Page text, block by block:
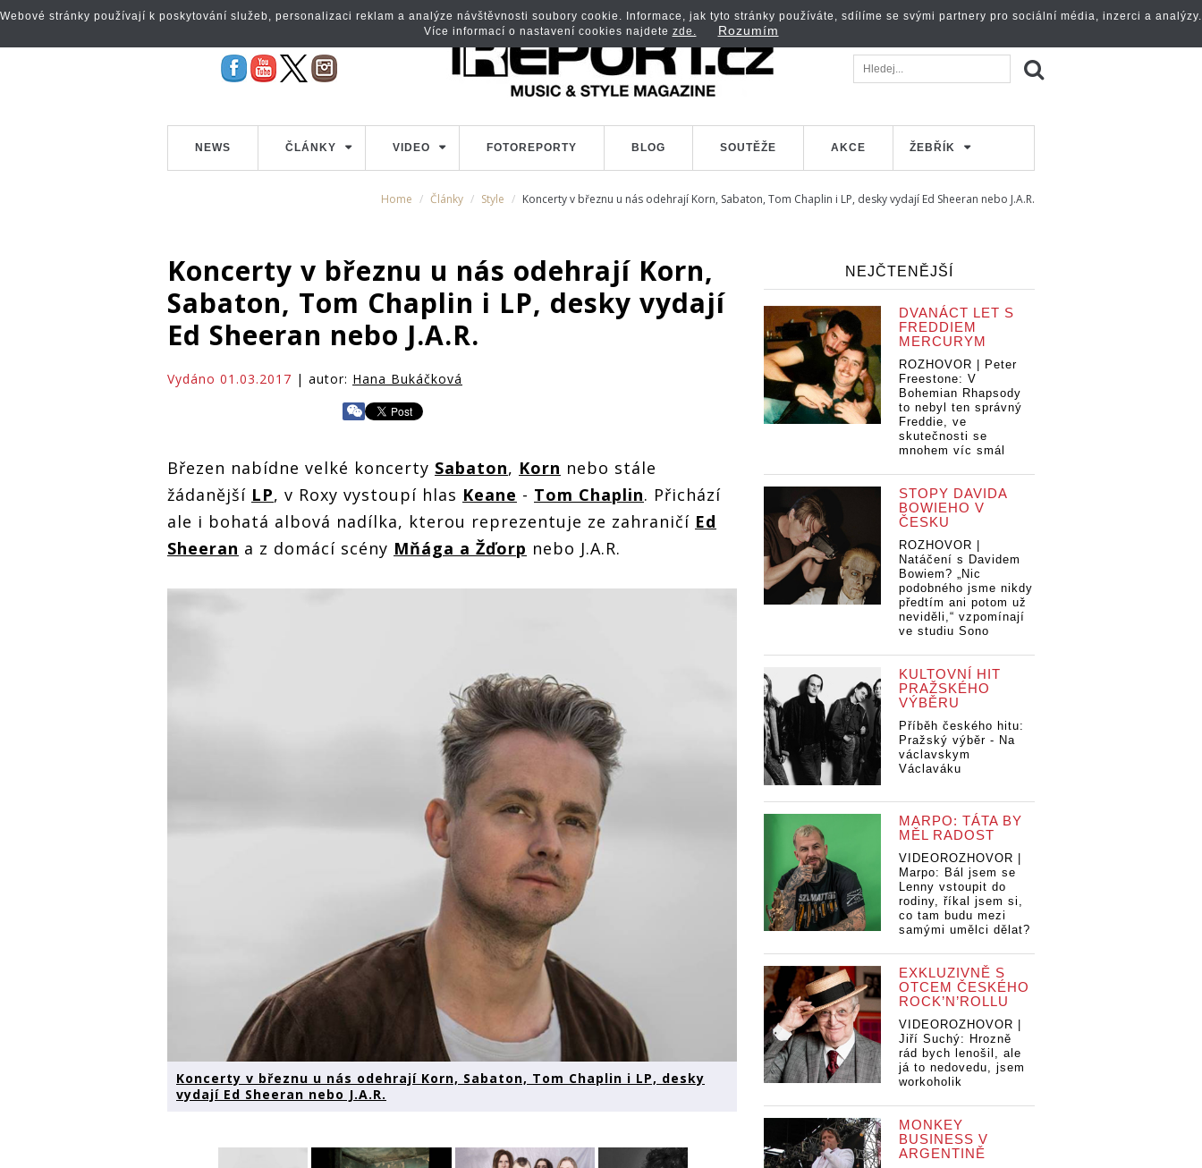
NEWS ČLÁNKY VIDEO FOTOREPORTY BLOG SOUTĚŽE AKCE ŽEBŘÍK
Home Články Style Koncerty v březnu u nás odehrají Korn, Sabaton, Tom Chaplin i LP, desky vydají Ed Sheeran nebo J.A.R.
Koncerty v březnu u nás odehrají Korn,
Sabaton, Tom Chaplin i LP, desky vydají
Ed Sheeran nebo J.A.R.
Vydáno 01.03.2017 | autor: Hana Bukáčková
Březen nabídne velké koncerty Sabaton, Korn nebo stále
žádanější LP, v Roxy vystoupí hlas Keane - Tom Chaplin. Přichází
ale i bohatá albová nadílka, kterou reprezentuje ze zahraničí Ed
Sheeran a z domácí scény Mňága a Žďorp nebo J.A.R.
Koncerty v březnu u nás odehrají Korn, Sabaton, Tom Chaplin i LP, desky
vydají Ed Sheeran nebo J.A.R.
NEJČTENĚJŠÍ
DVANÁCT LET S
FREDDIEM
MERCURYM
ROZHOVOR | Peter
Freestone: V
Bohemian Rhapsody
to nebyl ten správný
Freddie, ve
skutečnosti se
mnohem víc smál
STOPY DAVIDA
BOWIEHO V
ČESKU
ROZHOVOR |
Natáčení s Davidem
Bowiem? „Nic
podobného jsme nikdy
předtím ani potom už
neviděli,“ vzpomínají
ve studiu Sono
KULTOVNÍ HIT
PRAŽSKÉHO
VÝBĚRU
Příběh českého hitu:
Pražský výběr - Na
václavskym
Václaváku
MARPO: TÁTA BY
MĚL RADOST
VIDEOROZHOVOR |
Marpo: Bál jsem se
Lenny vstoupit do
rodiny, říkal jsem si,
co tam budu mezi
samými umělci dělat?
EXKLUZIVNĚ S
OTCEM ČESKÉHO
ROCK’N’ROLLU
VIDEOROZHOVOR |
Jiří Suchý: Hrozně
rád bych lenošil, ale
já to nedovedu, jsem
workoholik
MONKEY
BUSINESS V
ARGENTINĚ
Webové stránky používají k poskytování služeb, personalizaci reklam a analýze návštěvnosti soubory cookie. Informace, jak tyto stránky používáte, sdílíme se svými partnery pro sociální média, inzerci a analýzy.
Více informací o nastavení cookies najdete zde. Rozumím